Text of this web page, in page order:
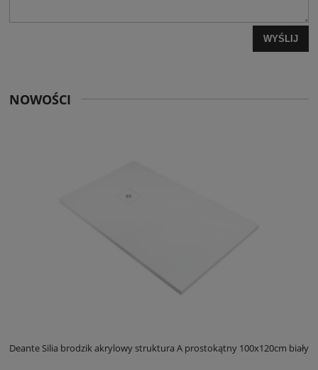
WYŚLIJ
NOWOŚCI
Deante Silia brodzik akrylowy struktura A prostokątny 100x120cm biały